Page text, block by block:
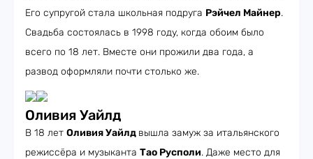
Его супругой стала школьная подруга Рэйчел Майнер.
Свадьба состоялась в 1998 году, когда обоим было
всего по 18 лет. Вместе они прожили два года, а
развод оформляли почти столько же.
Оливия Уайлд
В 18 лет Оливия Уайлд вышла замуж за итальянского
режиссёра и музыканта Тао Русполи. Даже место для